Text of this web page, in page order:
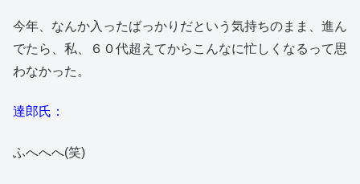
今年、なんか入ったばっかりだという気持ちのまま、進ん
でたら、私、６０代超えてからこんなに忙しくなるって思
わなかった。
達郎氏：
ふへへへ(笑)